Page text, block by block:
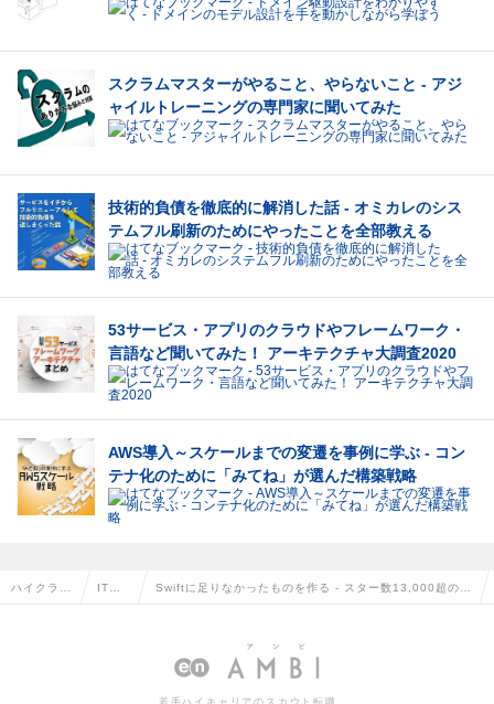
スクラムマスターがやること、やらないこと - アジ
ャイルトレーニングの専門家に聞いてみた
技術的負債を徹底的に解消した話 - オミカレのシス
テムフル刷新のためにやったことを全部教える
53サービス・アプリのクラウドやフレームワーク・
言語など聞いてみた！ アーキテクチャ大調査2020
AWS導入～スケールまでの変遷を事例に学ぶ - コン
テナ化のために「みてね」が選んだ構築戦略
ハイクラス IT記 Swiftに足りなかったものを作る - スター数13,000超の
若手ハイキャリアのスカウト転職